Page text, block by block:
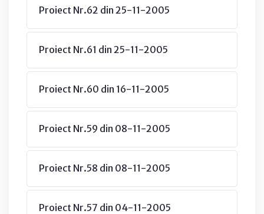
Proiect Nr.62 din 25-11-2005
Proiect Nr.61 din 25-11-2005
Proiect Nr.60 din 16-11-2005
Proiect Nr.59 din 08-11-2005
Proiect Nr.58 din 08-11-2005
Proiect Nr.57 din 04-11-2005